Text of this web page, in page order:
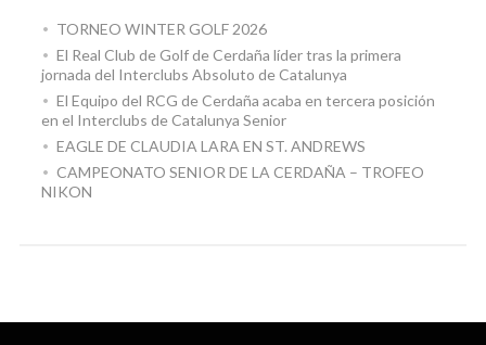
TORNEO WINTER GOLF 2026
El Real Club de Golf de Cerdaña líder tras la primera
jornada del Interclubs Absoluto de Catalunya
El Equipo del RCG de Cerdaña acaba en tercera posición
en el Interclubs de Catalunya Senior
EAGLE DE CLAUDIA LARA EN ST. ANDREWS
CAMPEONATO SENIOR DE LA CERDAÑA – TROFEO
NIKON